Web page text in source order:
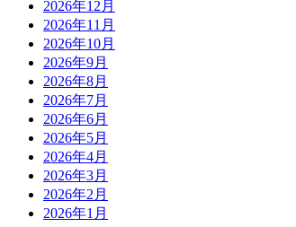
2026年12月
2026年11月
2026年10月
2026年9月
2026年8月
2026年7月
2026年6月
2026年5月
2026年4月
2026年3月
2026年2月
2026年1月